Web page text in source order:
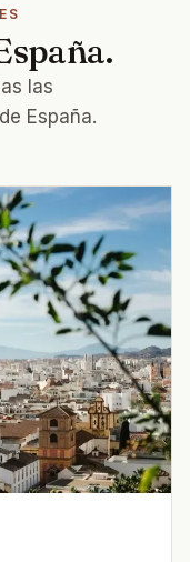
las
España.